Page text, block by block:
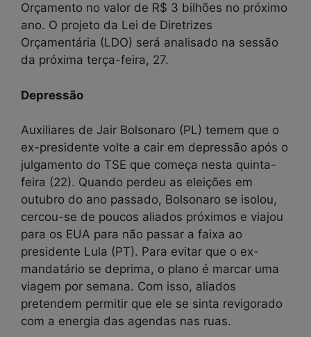
Orçamento no valor de R$ 3 bilhões no próximo
ano. O projeto da Lei de Diretrizes
Orçamentária (LDO) será analisado na sessão
da próxima terça-feira, 27.
Depressão
Auxiliares de Jair Bolsonaro (PL) temem que o
ex-presidente volte a cair em depressão após o
julgamento do TSE que começa nesta quinta-
feira (22). Quando perdeu as eleições em
outubro do ano passado, Bolsonaro se isolou,
cercou-se de poucos aliados próximos e viajou
para os EUA para não passar a faixa ao
presidente Lula (PT). Para evitar que o ex-
mandatário se deprima, o plano é marcar uma
viagem por semana. Com isso, aliados
pretendem permitir que ele se sinta revigorado
com a energia das agendas nas ruas.